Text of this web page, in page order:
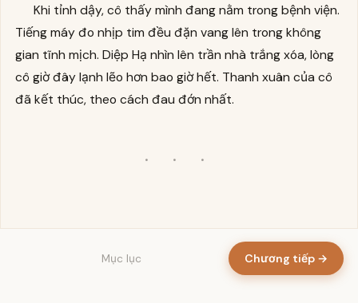
Khi tỉnh dậy, cô thấy mình đang nằm trong bệnh viện.
Tiếng máy đo nhịp tim đều đặn vang lên trong không
gian tĩnh mịch. Diệp Hạ nhìn lên trần nhà trắng xóa, lòng
cô giờ đây lạnh lẽo hơn bao giờ hết. Thanh xuân của cô
đã kết thúc, theo cách đau đớn nhất.
· · ·
Mục lục Chương tiếp →